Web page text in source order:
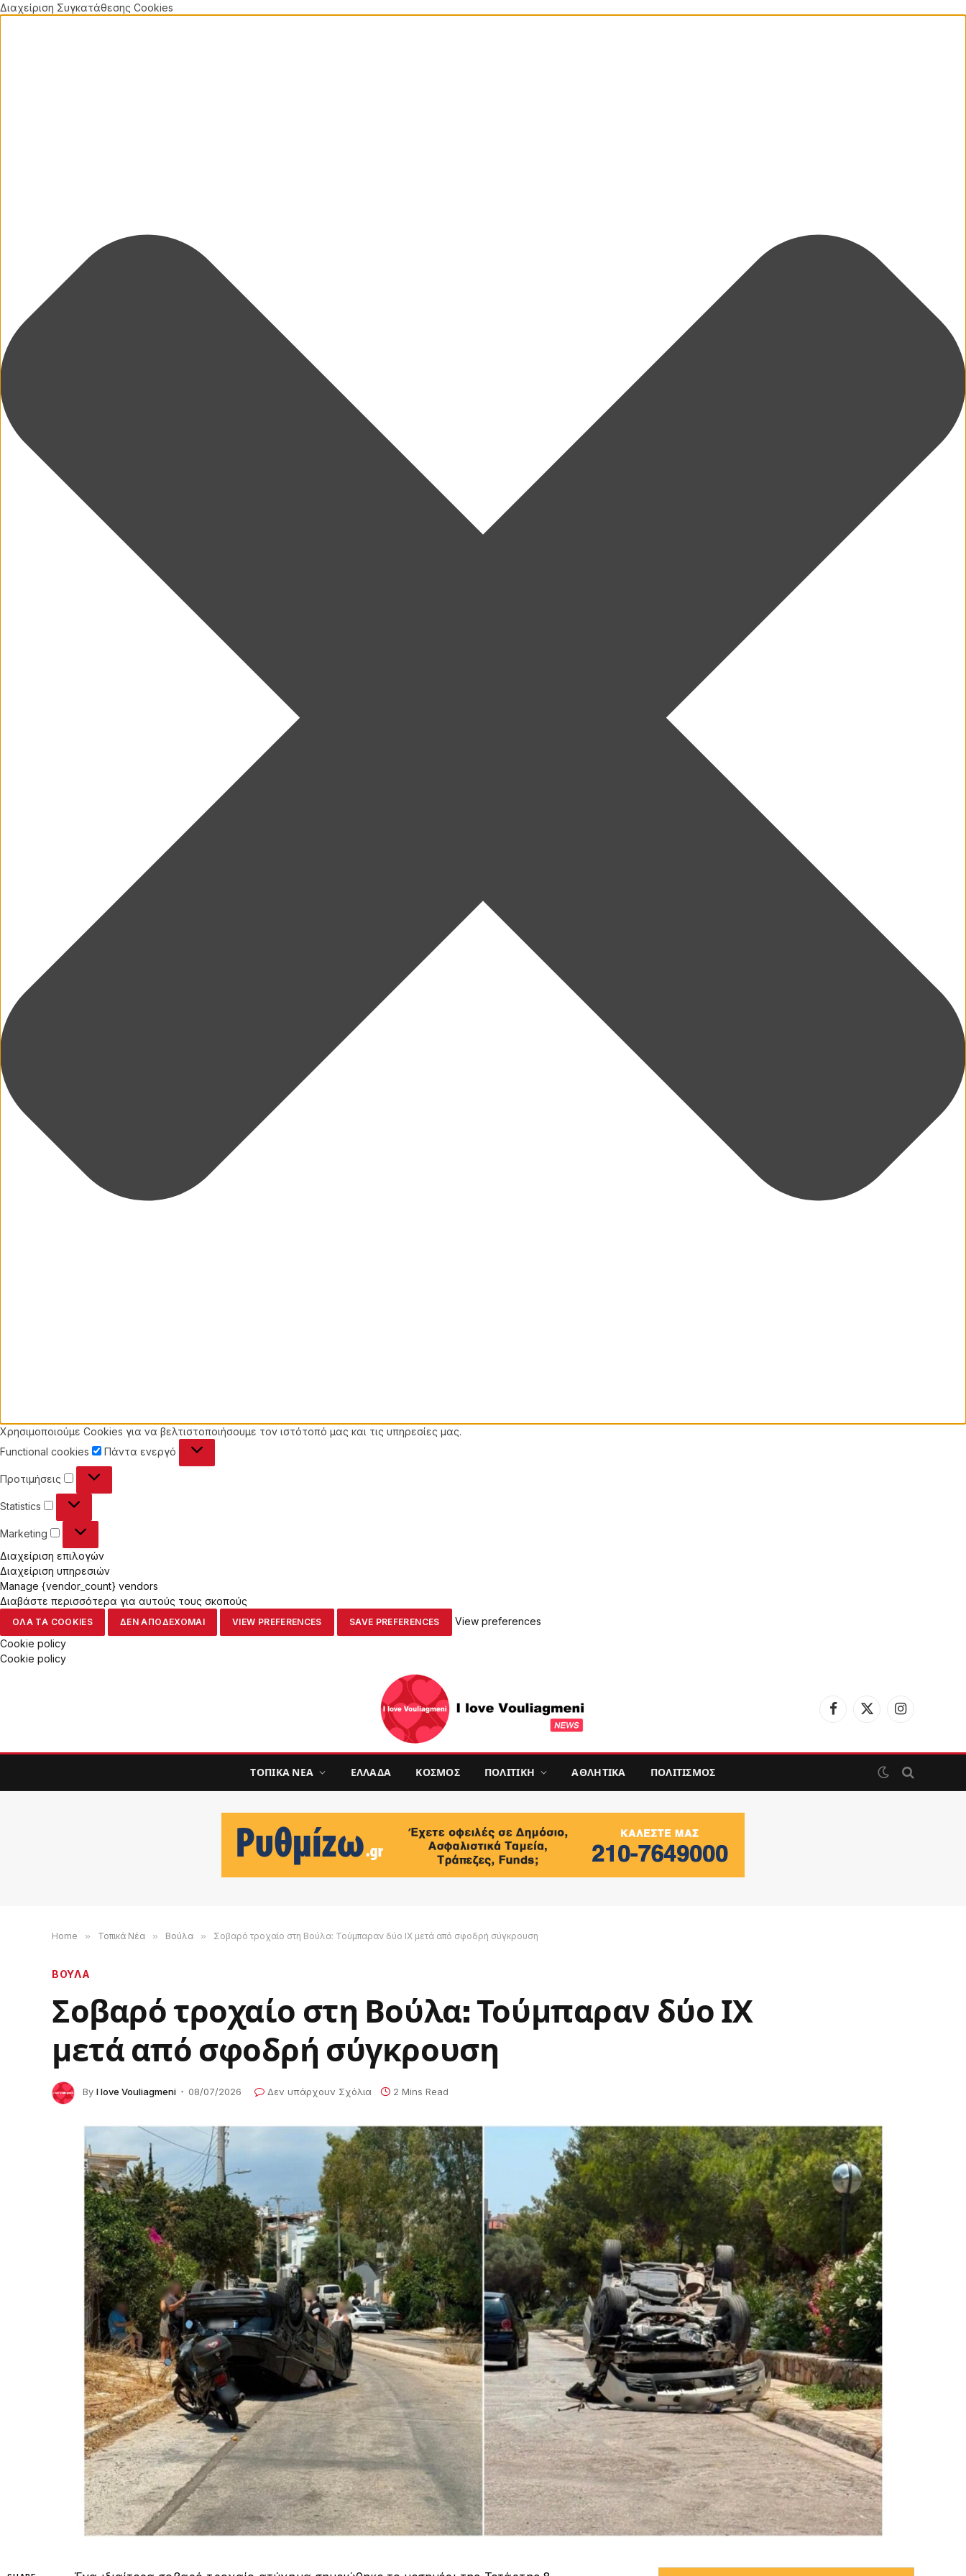
Διαχείριση Συγκατάθεσης Cookies
Χρησιμοποιούμε Cookies για να βελτιστοποιήσουμε τον ιστότοπό μας και τις υπηρεσίες μας.
Functional cookies
Functional
Πάντα ενεργό
Προτιμήσεις Προτιμήσεις
Statistics Statistics
Marketing Marketing
Διαχείριση επιλογών
Διαχείριση υπηρεσιών
Manage {vendor_count} vendors
Διαβάστε περισσότερα για αυτούς τους σκοπούς
ΟΛΑ ΤΑ COOKIES ΔΕΝ ΑΠΟΔΕΧΟΜΑΙ VIEW PREFERENCES SAVE PREFERENCES
View preferences
Cookie policy
Cookie policy
Facebook
X
Instagram
ΤΟΠΙΚΑ ΝΕΑ ΕΛΛΑΔΑ ΚΟΣΜΟΣ ΠΟΛΙΤΙΚΗ ΑΘΛΗΤΙΚΑ ΠΟΛΙΤΙΣΜΟΣ
Home » Τοπικά Νέα » Βούλα » Σοβαρό τροχαίο στη Βούλα: Τούμπαραν δύο ΙΧ μετά από σφοδρή σύγκρουση
ΒΟΥΛΑ
Σοβαρό τροχαίο στη Βούλα: Τούμπαραν δύο ΙΧ
μετά από σφοδρή σύγκρουση
By I love Vouliagmeni 08/07/2026 Δεν υπάρχουν Σχόλια 2 Mins Read